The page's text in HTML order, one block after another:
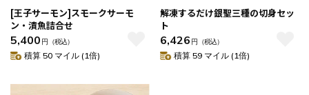
[王子サーモン]スモークサーモ
ン・漬魚詰合せ
5,400 円 （税込）
積算 50 マイル (1倍)
解凍するだけ銀聖三種の切身セッ
ト
6,426 円 （税込）
積算 59 マイル (1倍)